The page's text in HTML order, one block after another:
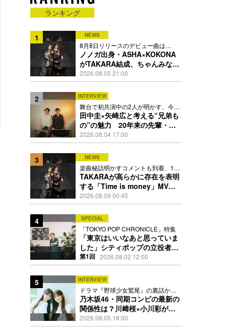
ランキング
1 NEWS
8月8日リリースのデビュー曲は
「Time is money」
ノノガ出身・ASHA×KOKONA
がTAKARA結成、ちゃんみな主
宰レーベル第2弾アーティスト
に
2026.08.05 21:00
2 INTERVIEW
舞台で初共演中の2人が明かす、今の
自分をつくる恩人の存在
田中圭×矢崎広と考える“兄弟も
の”の魅力 20年来の先輩・後
輩が初めて見つけた互いの共通
点とは
2026.08.04 17:00
3 NEWS
楽曲秘話明かすコメントも到着、1st
EPも8月24日配信へ
TAKARAが高らかに存在を表明
する「Time is money」MV公
開、忍者と花魁姿で世界観を体
現
2026.08.09 00:45
4 SPECIAL
「TOKYO POP CHRONICLE」特集
「東京はいいなあと思っていま
した」シティポップの立役者・
伊藤銀次の名曲回想録
第1回 2026.08.02 12:00
5 INTERVIEW
ドラマ『野球少女鷲尾』の裏話から
隠れた素顔にたっぷり迫る
乃木坂46・同期コンビの最新の
関係性は？川﨑桜×小川彩が明
かす互いの推しポイント
2026.08.05 18:00